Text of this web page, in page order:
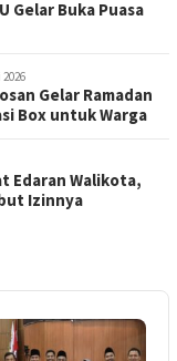
Gelar Buka Puasa
Gelar Ramadan
Box untuk Warga
Edaran Walikota,
Izinnya